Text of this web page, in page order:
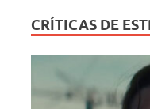
CRÍTICAS DE